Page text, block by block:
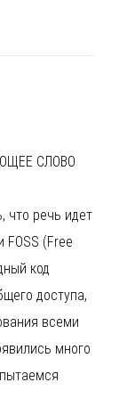
СЛОВО
что речь идет
(Free
код
доступа,
всеми
много